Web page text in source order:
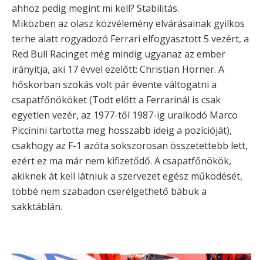
ahhoz pedig megint mi kell? Stabilitás.
Miközben az olasz közvélemény elvárásainak gyilkos
terhe alatt rogyadozó Ferrari elfogyasztott 5 vezért, a
Red Bull Racinget még mindig ugyanaz az ember
irányítja, aki 17 évvel ezelőtt: Christian Horner. A
hőskorban szokás volt pár évente váltogatni a
csapatfőnököket (Todt előtt a Ferrarinál is csak
egyetlen vezér, az 1977-től 1987-ig uralkodó Marco
Piccinini tartotta meg hosszabb ideig a pozícióját),
csakhogy az F-1 azóta sokszorosan összetettebb lett,
ezért ez ma már nem kifizetődő. A csapatfőnökök,
akiknek át kell látniuk a szervezet egész működését,
többé nem szabadon cserélgethető bábuk a
sakktáblán.